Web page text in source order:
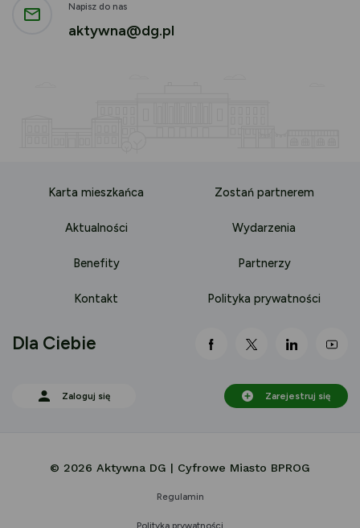
Napisz do nas
aktywna@dg.pl
Karta mieszkańca Zostań partnerem
Aktualności Wydarzenia
Benefity Partnerzy
Kontakt Polityka prywatności
link otwiera się nowej
link otwiera się
link
Dla Ciebie
Zaloguj się Zarejestruj się
© 2026 Aktywna DG | Cyfrowe Miasto BPROG
Regulamin
Polityka prywatności